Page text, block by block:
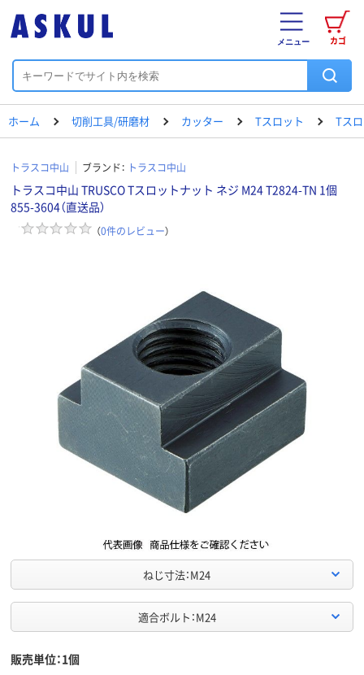
カゴ
メニュー
ホーム 切削工具/研磨材 カッター Tスロット Tスロ
トラスコ中山 ブランド： トラスコ中山
トラスコ中山 TRUSCO Tスロットナット ネジ M24 T2824-TN 1個
855-3604（直送品）
（0件のレビュー）
ねじ寸法：M24
適合ボルト：M24
販売単位：1個